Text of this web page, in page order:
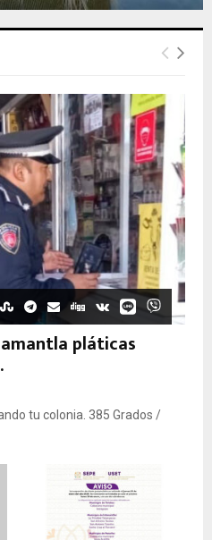
pláticas
tu colonia. 385 Grados /